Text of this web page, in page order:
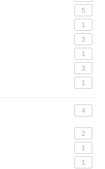
5
1
3
1
3
1
4
2
1
1